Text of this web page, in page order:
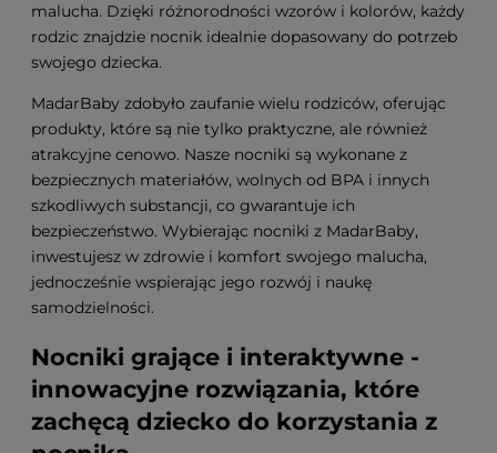
malucha. Dzięki różnorodności wzorów i kolorów, każdy
rodzic znajdzie nocnik idealnie dopasowany do potrzeb
swojego dziecka.
MadarBaby zdobyło zaufanie wielu rodziców, oferując
produkty, które są nie tylko praktyczne, ale również
atrakcyjne cenowo. Nasze nocniki są wykonane z
bezpiecznych materiałów, wolnych od BPA i innych
szkodliwych substancji, co gwarantuje ich
bezpieczeństwo. Wybierając nocniki z MadarBaby,
inwestujesz w zdrowie i komfort swojego malucha,
jednocześnie wspierając jego rozwój i naukę
samodzielności.
Nocniki grające i interaktywne -
innowacyjne rozwiązania, które
zachęcą dziecko do korzystania z